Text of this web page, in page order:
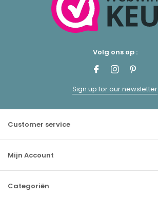
Volg ons op :
Sign up for our newsletter
Customer service
Mijn Account
Categoriën